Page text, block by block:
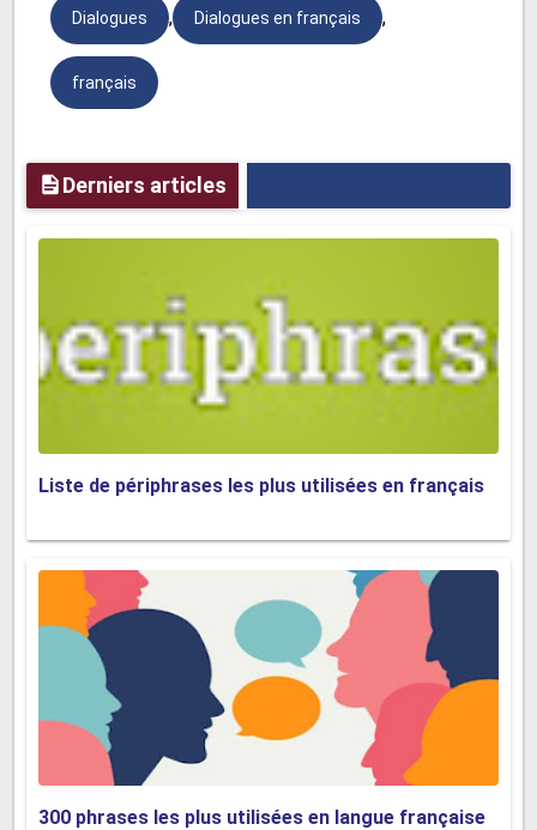
Plus
Dialogues , Dialogues en français ,
français
Derniers articles
Liste de périphrases les plus utilisées en français
300 phrases les plus utilisées en langue française